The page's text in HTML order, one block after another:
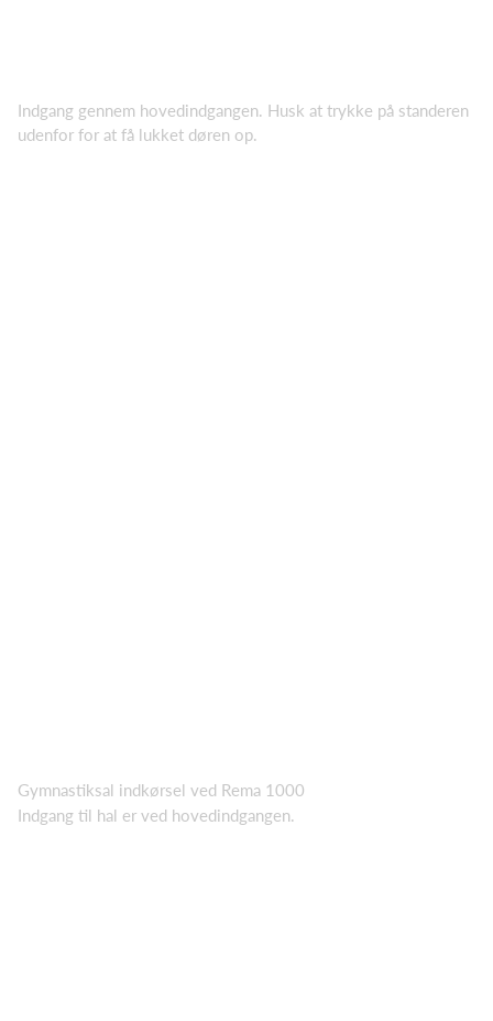
Indgang gennem hovedindgangen. Husk at trykke på standeren
udenfor for at få lukket døren op.
Gymnastiksal indkørsel ved Rema 1000
Indgang til hal er ved hovedindgangen.